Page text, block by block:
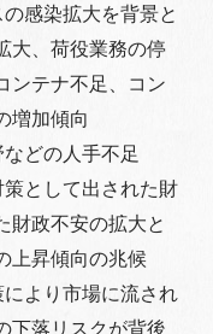
感染拡大を背景と
大、荷役業務の停
ンテナ不足、コン
増加傾向
どの人手不足
として出された財
財政不安の拡大と
上昇傾向の兆候
より市場に流され
下落リスクが背後